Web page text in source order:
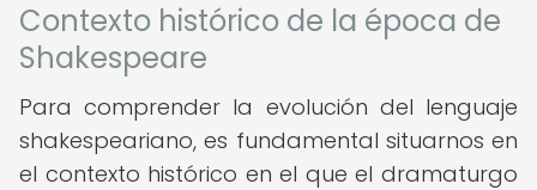
Contexto histórico de la época de
Shakespeare
Para comprender la evolución del lenguaje
shakespeariano, es fundamental situarnos en
el contexto histórico en el que el dramaturgo